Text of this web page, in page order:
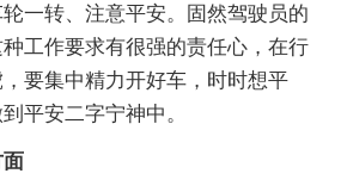
一转、注意平安。固然驾驶员的
工作要求有很强的责任心，在行
要集中精力开好车，时时想平
平安二字宁神中。